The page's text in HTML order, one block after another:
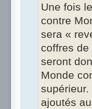
Une fois
contre
sera «
coffres
seront
Monde
ajoutés